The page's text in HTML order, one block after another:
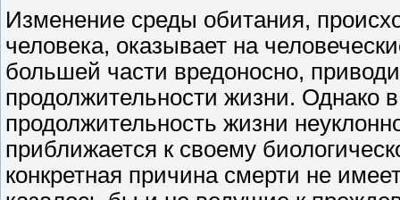
Изменение среды обитания,
человека, оказывает на
большей части вредоносно,
продолжительности жизни. Однако
продолжительность жизни
приближается к своему
конкретная причина смерти не